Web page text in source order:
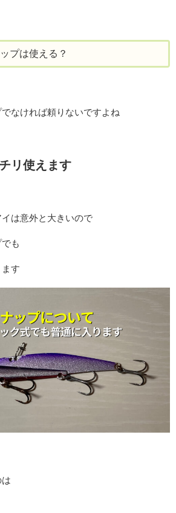
プは使える？
なければ頼りないですよね
リ使えます
は意外と大きいので
も
す